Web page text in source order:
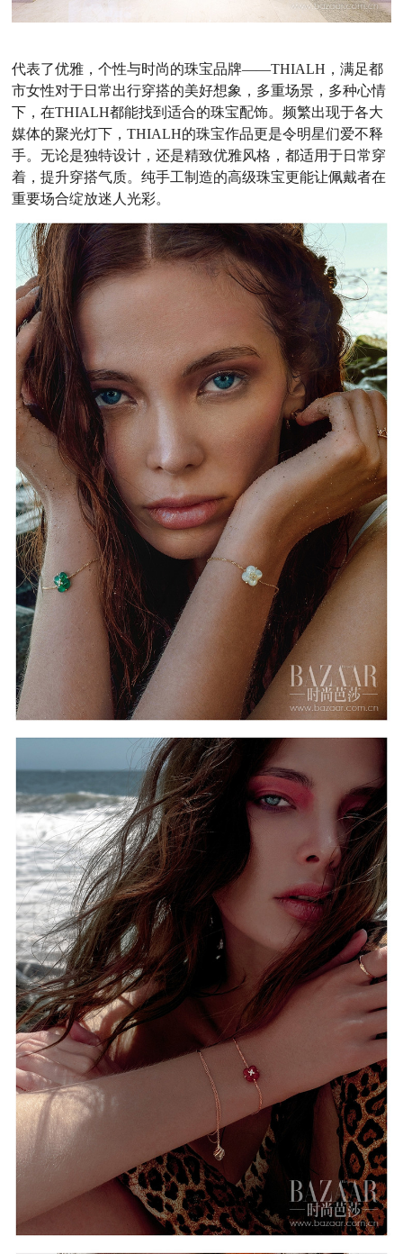
代表了优雅，个性与时尚的珠宝品牌——THIALH，满足都
市女性对于日常出行穿搭的美好想象，多重场景，多种心情
下，在THIALH都能找到适合的珠宝配饰。频繁出现于各大
媒体的聚光灯下，THIALH的珠宝作品更是令明星们爱不释
手。无论是独特设计，还是精致优雅风格，都适用于日常穿
着，提升穿搭气质。纯手工制造的高级珠宝更能让佩戴者在
重要场合绽放迷人光彩。